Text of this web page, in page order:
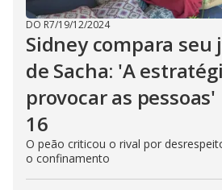
DO R7/19/12/2024
Sidney compara seu
de Sacha: 'A
provocar as
16
O peão criticou o rival por
o confinamento